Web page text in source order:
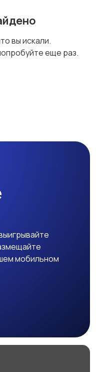
вы искали.
еще раз.
мобильном